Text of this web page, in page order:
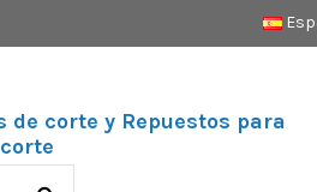
corte y Repuestos para